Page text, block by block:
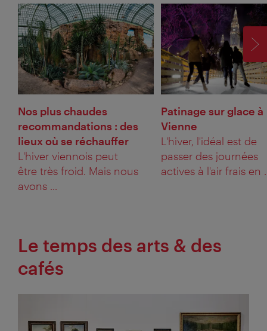
Nos plus chaudes
recommandations : des
lieux où se réchauffer
L'hiver viennois peut
être très froid. Mais nous
avons ...
Patinage sur glace à
Vienne
L'hiver, l'idéal est de
passer des journées
actives à l'air frais en
Le temps des arts & des
cafés